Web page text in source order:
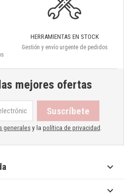
HERRAMIENTAS EN STOCK
Gestión y envío urgente de pedidos
mejores ofertas
generalesy la política de privacidad.

